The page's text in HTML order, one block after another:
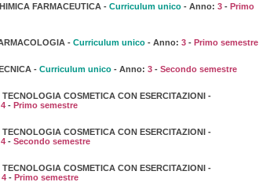
FARMACEUTICA - Curriculum unico - Anno: 3 - Primo
- Curriculum unico - Anno: 3 - Primo semestre
- Curriculum unico - Anno: 3 - Secondo semestre
COSMETICA CON ESERCITAZIONI -
4 - Primo semestre
COSMETICA CON ESERCITAZIONI -
4 - Secondo semestre
COSMETICA CON ESERCITAZIONI -
4 - Primo semestre